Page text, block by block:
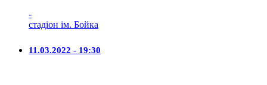
-
стадіон ім. Бойка
11.03.2022 - 19:30